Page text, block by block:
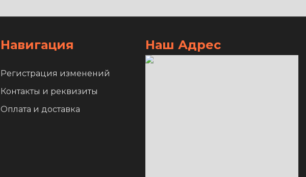
Навигация
Регистрация изменений
Контакты и реквизиты
Оплата и доставка
Наш Адрес